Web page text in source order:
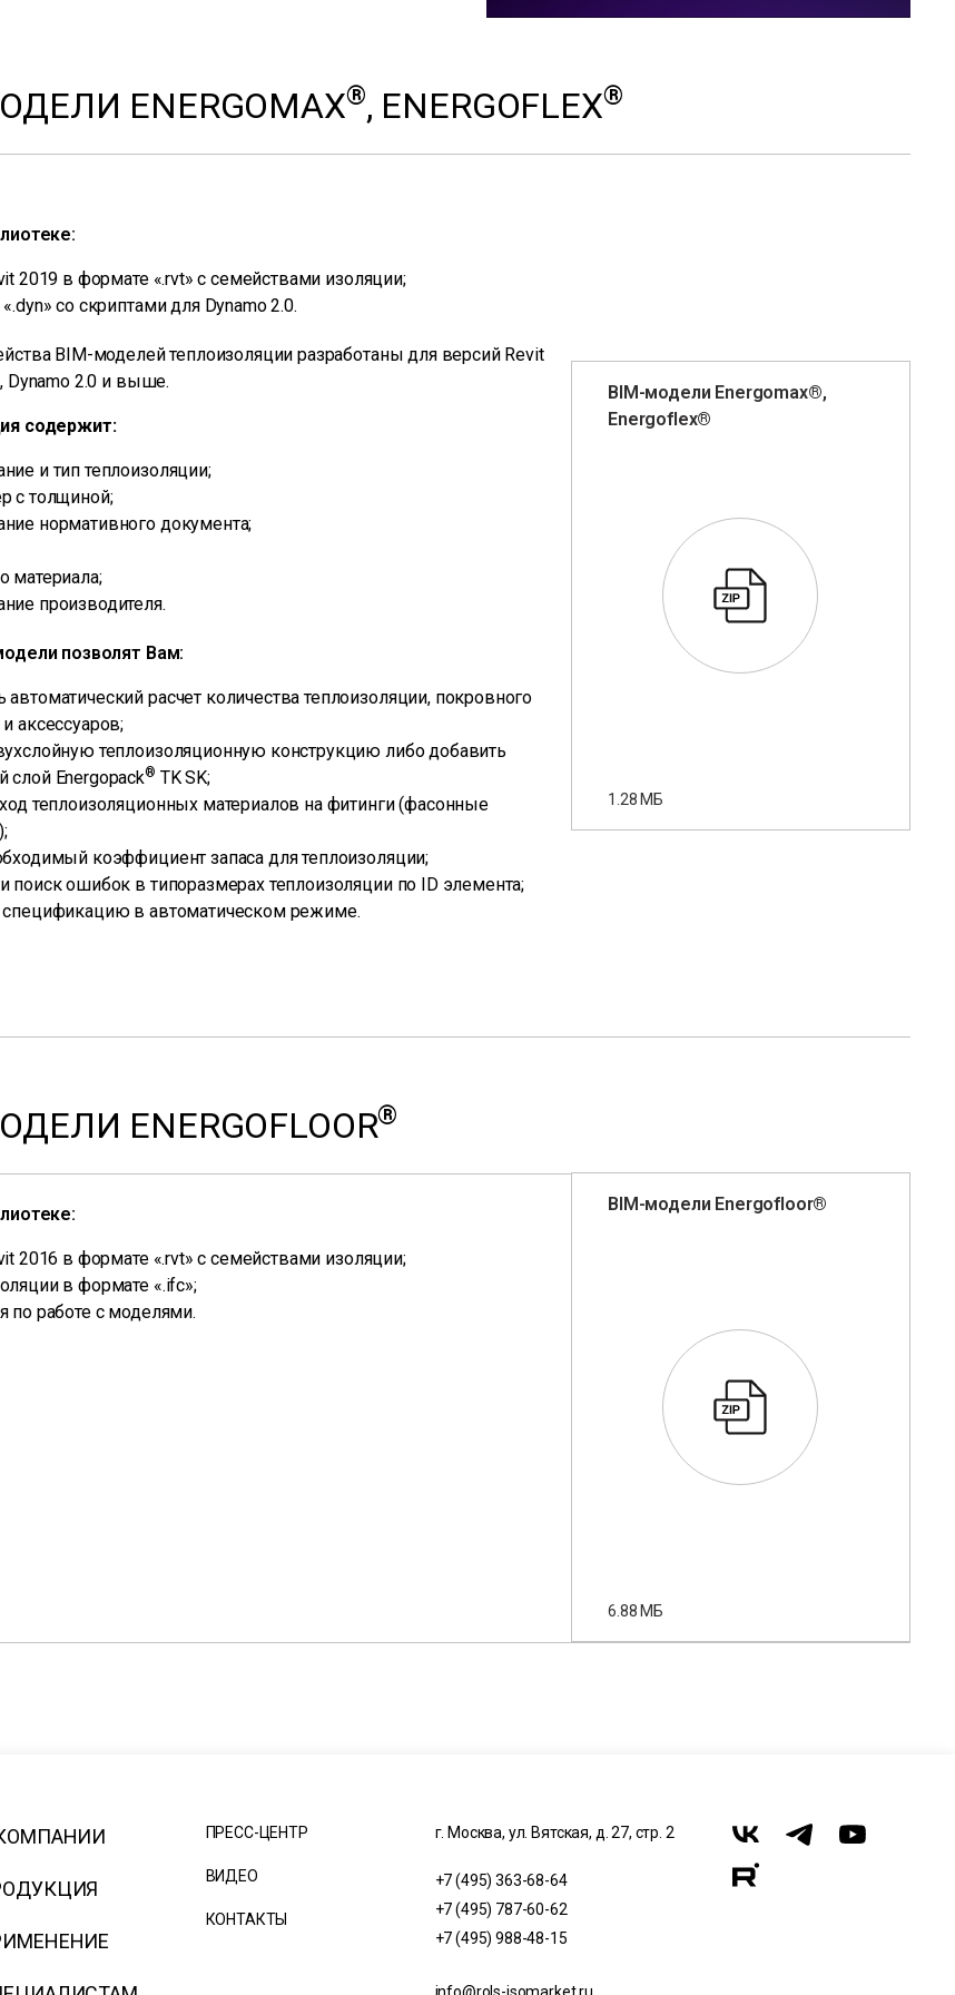
ENERGOMAX®, ENERGOFLEX®
2019 в формате «.rvt» с семействами изоляции;
со скриптами для Dynamo 2.0.
BIM-моделей теплоизоляции разработаны для версий Revit
2.0 и выше.
содержит:
и тип теплоизоляции;
с толщиной;
нормативного документа;
материала;
производителя.
позволят Вам:
автоматический расчет количества теплоизоляции, покровного
аксессуаров;
теплоизоляционную конструкцию либо добавить
слой Energopack® TK SK;
теплоизоляционных материалов на фитинги (фасонные
коэффициент запаса для теплоизоляции;
поиск ошибок в типоразмерах теплоизоляции по ID элемента;
спецификацию в автоматическом режиме.
BIM-модели Energomax®,
Energoflex®
1.28 МБ
ENERGOFLOOR®
2016 в формате «.rvt» с семействами изоляции;
в формате «.ifc»;
по работе с моделями.
BIM-модели Energofloor®
6.88 МБ
ПРЕСС-ЦЕНТР
ВИДЕО
КОНТАКТЫ
г. Москва, ул. Вятская, д. 27, стр. 2
+7 (495) 363-68-64
+7 (495) 787-60-62
+7 (495) 988-48-15